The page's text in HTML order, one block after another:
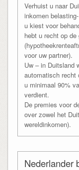
Verhuist u naar
inkomen
u kiest voor
hebt u recht op
voor uw partner).
Uw – in Duitsland
automatisch recht
u minimaal 90%
verdient.
De premies voor
over zowel het
wereldinkomen).
Nederlander